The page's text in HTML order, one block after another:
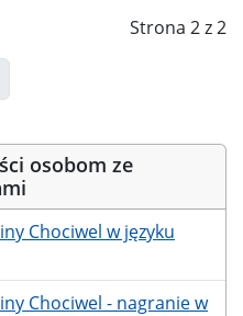
osobom ze
Chociwel w języku
Chociwel - nagranie w
Strona 2 z 2